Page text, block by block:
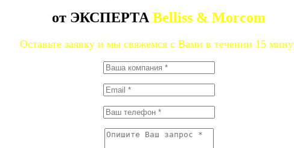
от ЭКСПЕРТА Belliss & Morcom
Оставьте заявку и мы свяжемся с Вами в течении 15